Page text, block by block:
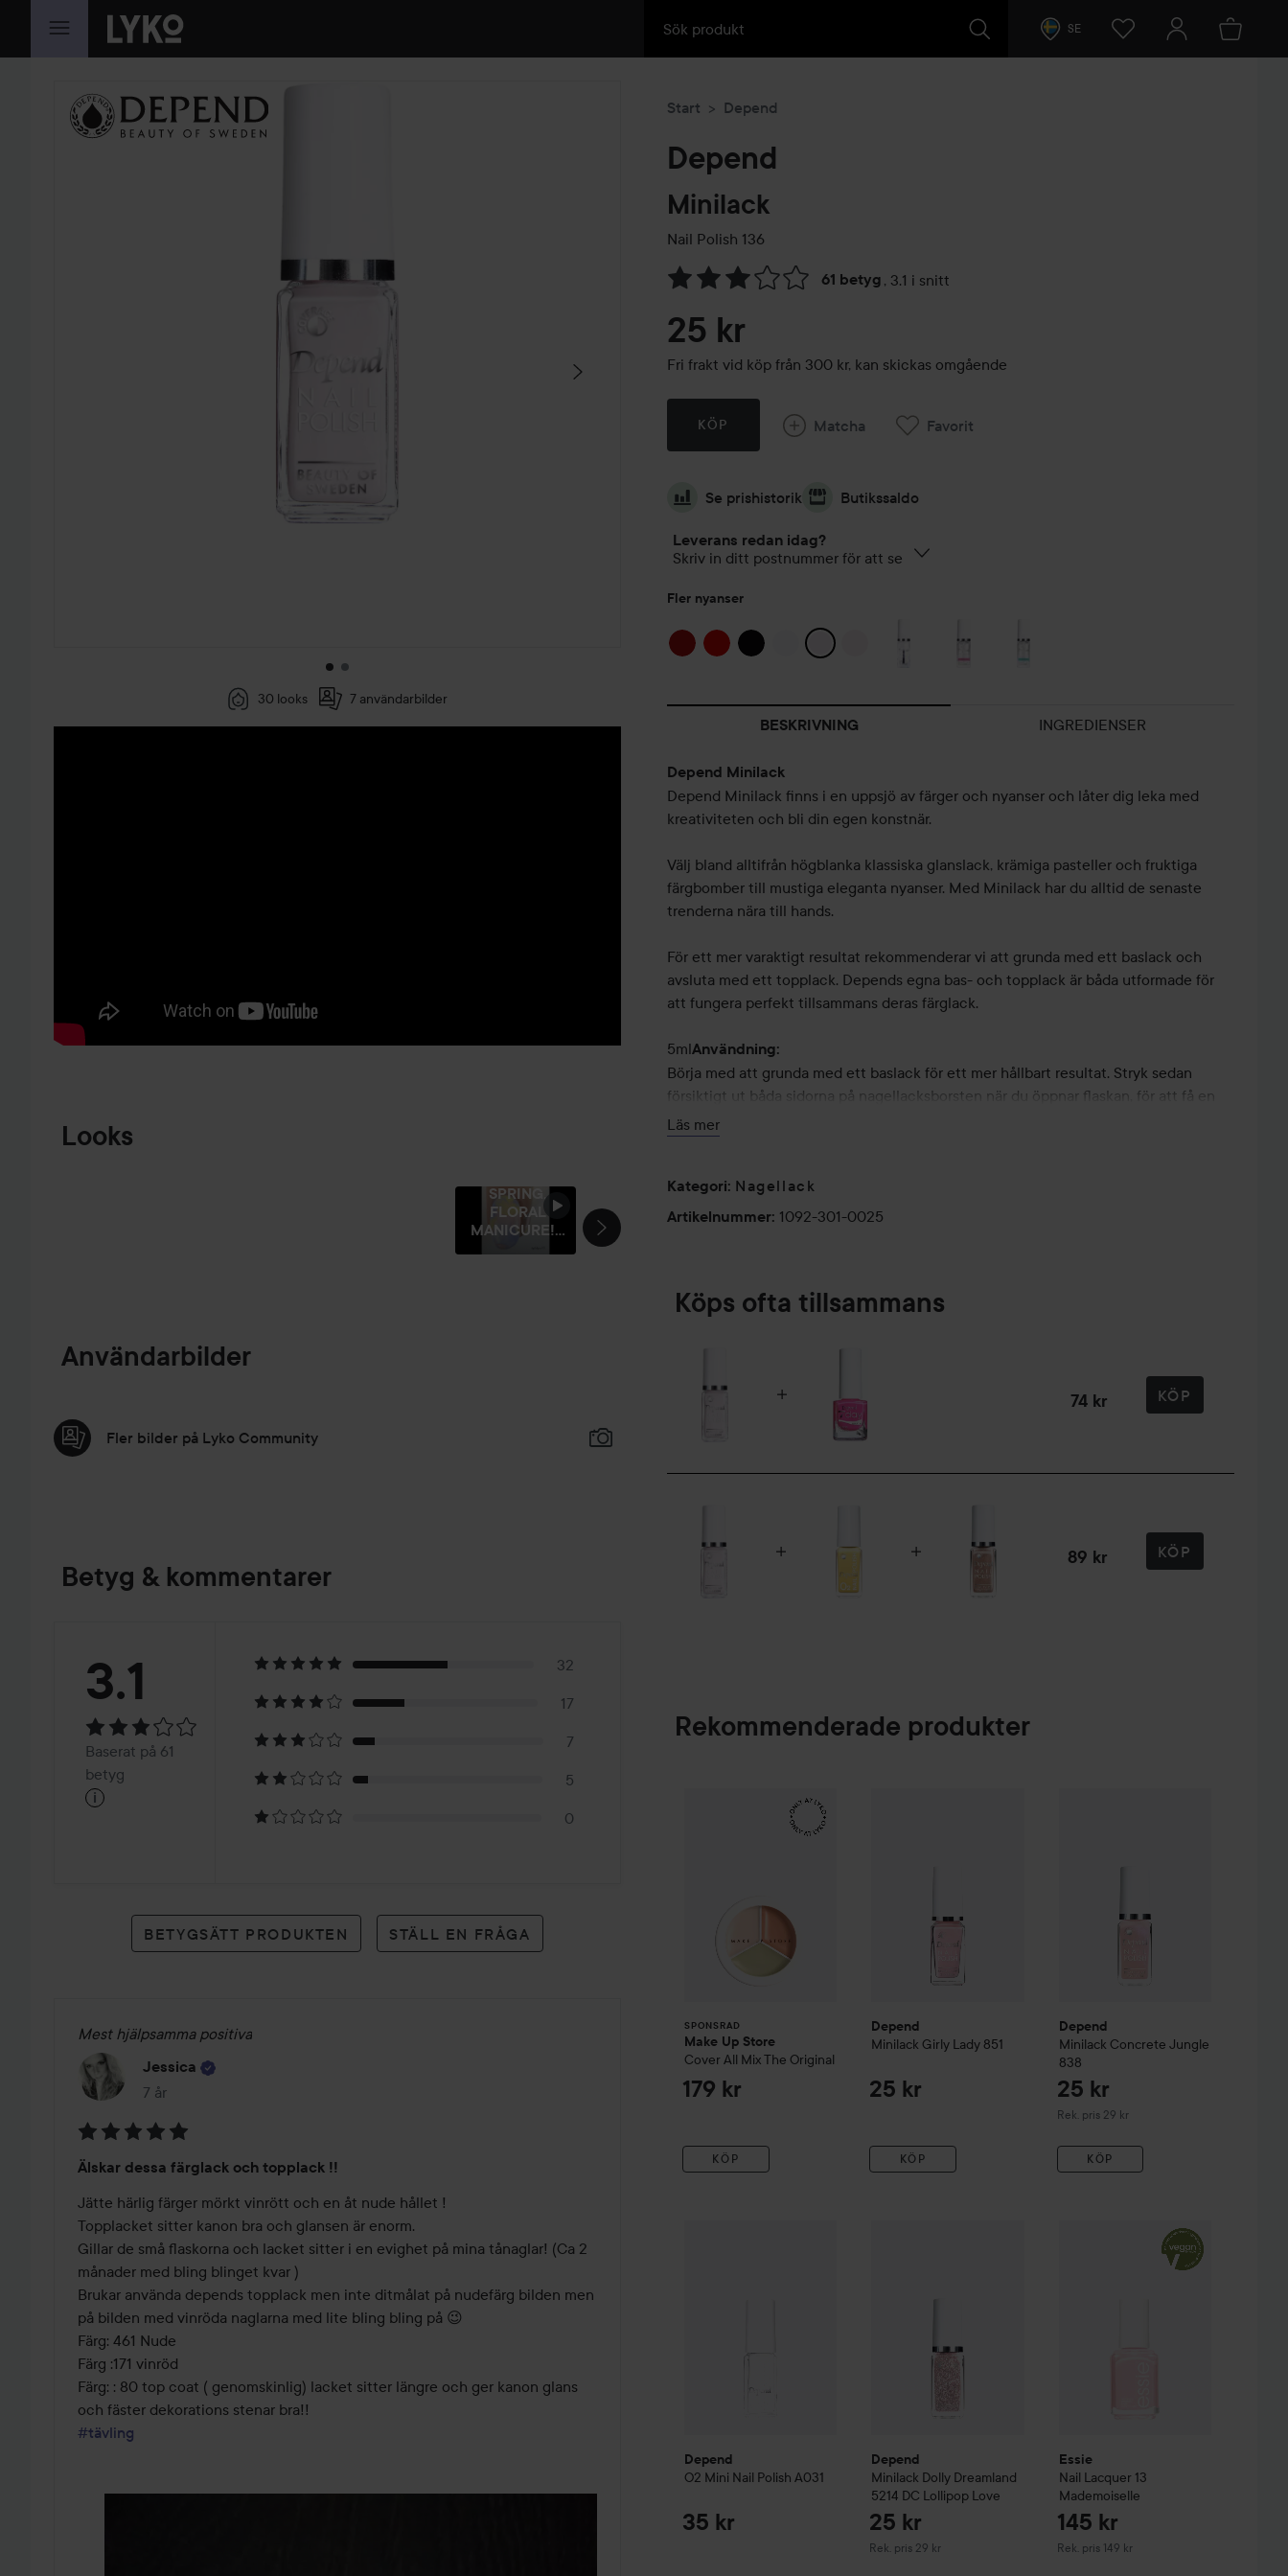
HOPPA TILL INNEHÅLLET SE
HOPPA ÖVER SEKTIONEN
30 looks 7 användarbilder
Looks
SPRING,
FLORAL
MANICURE!...
NAILS!
WHEEL 🍡
Användarbilder
Fler bilder på Lyko Community
Betyg & kommentarer
Betyg:
3.1Baserat
på
betyg
3.1
Baserat på 61
betyg
i
32
17
7
5
0
BETYGSÄTT PRODUKTEN STÄLL EN FRÅGA
Mest hjälpsamma positiva
Jessica
7 år
Inlägget skapades 7 år
5
av
5
Älskar dessa färglack och topplack !!
Jätte härlig färger mörkt vinrött och en åt nude hållet !
Topplacket sitter kanon bra och glansen är enorm.
Gillar de små flaskorna och lacket sitter i en evighet på mina tånaglar! (Ca 2
månader med bling blinget kvar )
Brukar använda depends topplack men inte ditmålat på nudefärg bilden men
på bilden med vinröda naglarna med lite bling bling på 😉
Färg: 461 Nude
Färg :171 vinröd
Färg: : 80 top coat ( genomskinlig) lacket sitter längre och ger kanon glans
#tävling
Start Depend
Depend
Minilack
Nail Polish 136
61 betyg , 3.1 i snitt
Hoppa till Betyg & kommentarer
25 kr
Fri frakt vid köp från 300 kr, kan skickas omgående
KÖP Matcha Favorit
Se prishistorik Butikssaldo
Leverans redan idag?
Skriv in ditt postnummer för att se
Fler nyanser
BESKRIVNING INGREDIENSER
Depend Minilack
Depend Minilack finns i en uppsjö av färger och nyanser och låter dig leka med
kreativiteten och bli din egen konstnär.
Välj bland alltifrån högblanka klassiska glanslack, krämiga pasteller och fruktiga
färgbomber till mustiga eleganta nyanser. Med Minilack har du alltid de senaste
trenderna nära till hands.
För ett mer varaktigt resultat rekommenderar vi att grunda med ett baslack och
avsluta med ett topplack. Depends egna bas- och topplack är båda utformade för
att fungera perfekt tillsammans deras färglack.
5mlAnvändning:
Börja med att grunda med ett baslack för ett mer hållbart resultat. Stryk sedan
försiktigt ut båda sidorna på nagellacksborsten när du öppnar flaskan, för att få en
bra mängd lack på borsten. Stryk ut nagellacket längs mitten av nageln, några
millimeter från nagelbandet, och applicera sedan ett penseldrag på vardera sida av
långvarigt resultat, avsluta med ett topplack.
5 ml
Läs mer
Kategori: Nagellack
Artikelnummer: 1092-301-0025
Köps ofta tillsammans
74 kr KÖP
89 kr KÖP
Rekommenderade produkter
SPONSRAD
Make Up Store
Cover All MixThe Original
179 kr
KÖP
Make Up Store
Depend
Minilack Girly Lady 851
25 kr
KÖP
Depend
Minilack Concrete Jungle
838
25 kr
Rek. pris 29 kr
Rekommenderat pris 29 kr
KÖP
Depend
O2 Mini Nail Polish A031
35 kr
Depend
Minilack Dolly Dreamland
5214 DC Lollipop Love
25 kr
Rek. pris 29 kr
Rekommenderat pris 29 kr
5214 DC Lollipop Love
Essie
Nail Lacquer 13
Mademoiselle
145 kr
Rek. pris 149 kr
Rekommenderat pris 149 kr
Nail Lacquer13